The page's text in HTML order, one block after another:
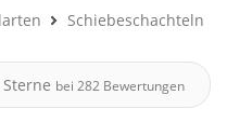
Schiebeschachteln
bei 282 Bewertungen